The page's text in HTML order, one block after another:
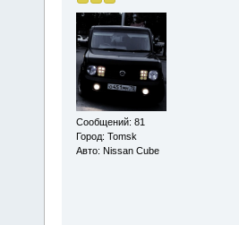
Сообщений: 81
Город: Tomsk
Авто: Nissan Cube